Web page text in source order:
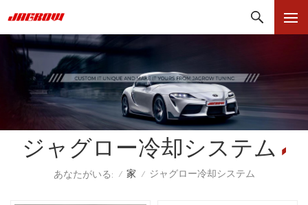
ジャグロー冷却システム
あなたがいる: / 家 / ジャグロー冷却システム